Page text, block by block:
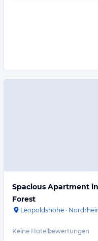
Spacious Apartment
Forest
Leopoldshöhe ·
Keine Hotelbewertungen